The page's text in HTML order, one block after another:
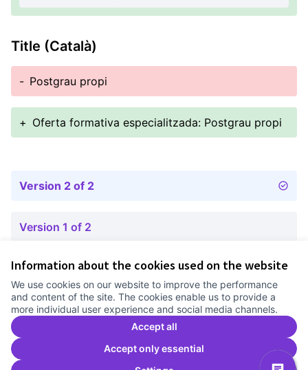
Information about the cookies used on the website
We use cookies on our website to improve the performance
and content of the site. The cookies enable us to provide a
more individual user experience and social media channels.
Accept all
Accept only essential
Title (Català)
- Postgrau propi
+ Oferta formativa especialitzada: Postgrau propi
Version 2 of 2
Version 1 of 2
Cookie settings
Comunitat Canòdrom at Facebook
(External link)
Comunitat Canòdrom at Instagram
(External link)
Comunitat Canòdrom at YouTube
(External link)
English
Triar la llenguaElegir el idiomaChoose language